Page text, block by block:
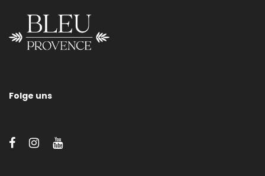
“verfügbare Oberflächen”).
Folge uns